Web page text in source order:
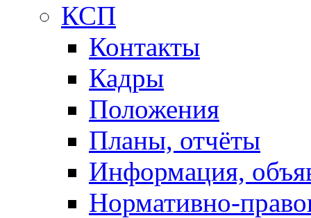
КСП
Контакты
Кадры
Положения
Планы, отчёты
Информация,
Нормативно-